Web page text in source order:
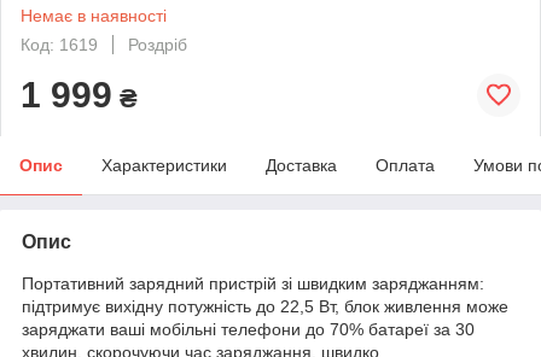
Немає в наявності
Код: 1619
Роздріб
1 999 ₴
Опис Характеристики Доставка Оплата Умови
Опис
Портативний зарядний пристрій зі швидким заряджанням:
підтримує вихідну потужність до 22,5 Вт, блок живлення може
заряджати ваші мобільні телефони до 70% батареї за 30
хвилин, скорочуючи час заряджання, швидко